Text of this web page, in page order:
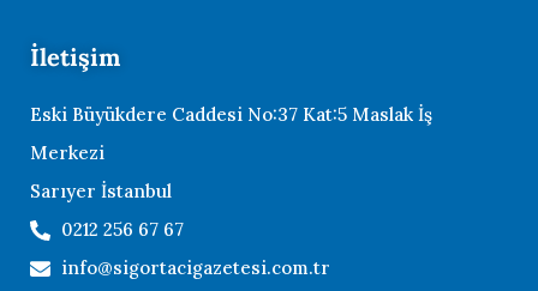
İletişim
Eski Büyükdere Caddesi No:37 Kat:5 Maslak İş
Merkezi
Sarıyer İstanbul
0212 256 67 67
info@sigortacigazetesi.com.tr